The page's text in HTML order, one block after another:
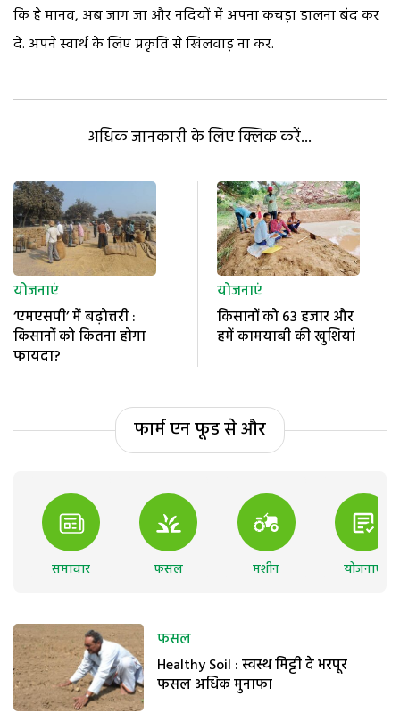
कि हे मानव, अब जाग जा और नदियों में अपना कचड़ा डालना बंद कर
दे. अपने स्वार्थ के लिए प्रकृति से खिलवाड़ ना कर.
अधिक जानकारी के लिए क्लिक करें...
योजनाएं
‘एमएसपी’ में बढ़ोत्तरी :
किसानों को कितना होगा
फायदा?
योजनाएं
किसानों को 63 हजार और
हमें कामयाबी की खुशियां
फार्म एन फूड से और
समाचार फसल मशीन योजनाएं
फसल
Healthy Soil : स्वस्थ मिट्टी दे भरपूर
फसल अधिक मुनाफा